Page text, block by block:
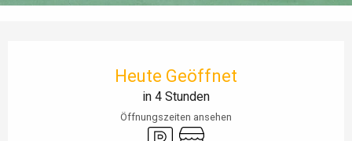
Heute Geöffnet
in 4 Stunden
Öffnungszeiten ansehen
Parkplatz
Shop